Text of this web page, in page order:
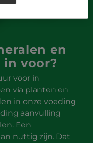
en
voor?
voor in
via planten en
in onze voeding
aanvulling
Een
nuttig zijn. Dat